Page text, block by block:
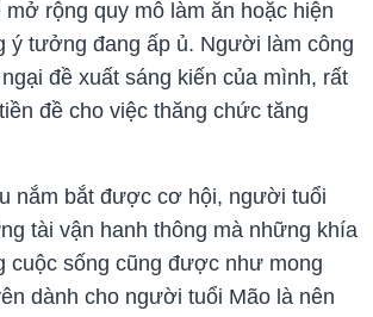
rộng quy mô làm ăn hoặc hiện
ý tưởng đang ấp ủ. Người làm công
đề xuất sáng kiến của mình, rất
đề cho việc thăng chức tăng
nắm bắt được cơ hội, người tuổi
tài vận hanh thông mà những khía
cuộc sống cũng được như mong
dành cho người tuổi Mão là nên